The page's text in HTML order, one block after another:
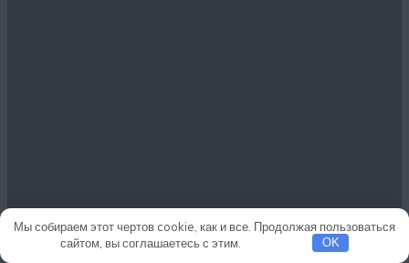
Мы собираем этот чертов cookie, как и все. Продолжая пользоваться
сайтом, вы соглашаетесь с этим.
OK